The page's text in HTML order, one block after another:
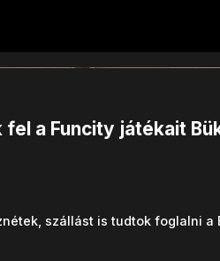
fel a Funcity játékait
szállást is tudtok foglalni